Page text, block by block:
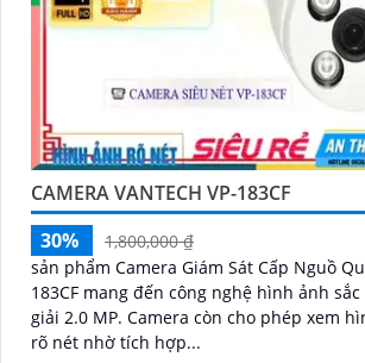
CAMERA VANTECH VP-183CF
30%
1,800,000 ₫
sản phẩm Camera Giám Sát Cấp Nguồ
183CF mang đến công nghệ hình ảnh
giải 2.0 MP. Camera còn cho phép xem hình ảnh ban đêm
rõ nét nhờ tích hợp...